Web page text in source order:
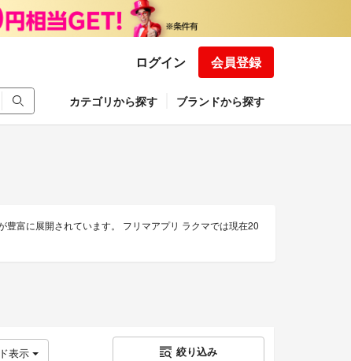
ログイン 会員登録
カテゴリから探す ブランドから探す
富に展開されています。 フリマアプリ ラクマでは現在20
表示 絞り込み